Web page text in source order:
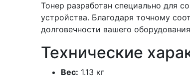
Тонер разработан специально для
устройства. Благодаря точному
долговечности вашего
Технические
Вес: 1.13 кг